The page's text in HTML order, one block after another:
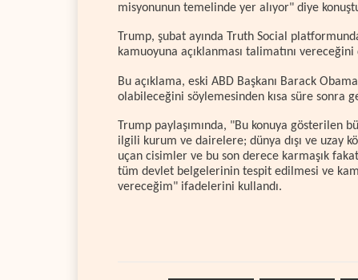
misyonunun temelinde yer alıyor" diye
Trump, şubat ayında Truth Social
kamuoyuna açıklanması talimatını
Bu açıklama, eski ABD Başkanı Barack
olabileceğini söylemesinden kısa süre sonra
Trump paylaşımında, "Bu konuya gösterilen
ilgili kurum ve dairelere; dünya dışı ve uzay
uçan cisimler ve bu son derece karmaşık
tüm devlet belgelerinin tespit edilmesi ve
vereceğim" ifadelerini kullandı.